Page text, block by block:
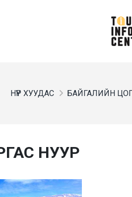
НҮҮР ХУУДАС БАЙГАЛИЙН
НУУР